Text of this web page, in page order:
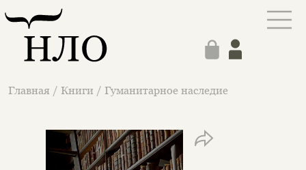
Главная / Книги / Гуманитарное наследие